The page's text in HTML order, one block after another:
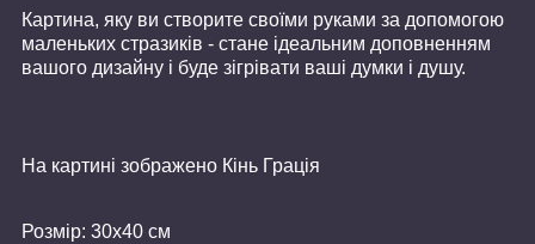
Картина, яку ви створите своїми руками за допомогою
маленьких стразиків - стане ідеальним доповненням
вашого дизайну і буде зігрівати ваші думки і душу.
На картині зображено Кінь Грація
Розмір: 30х40 см